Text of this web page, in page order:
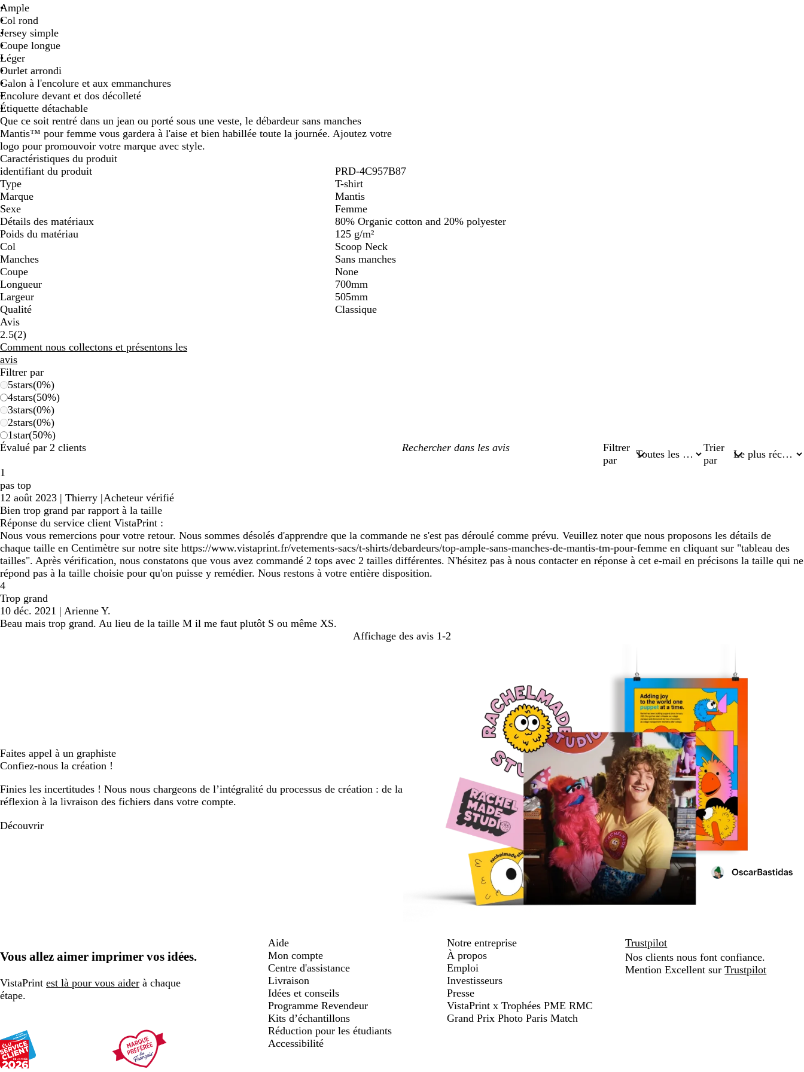
Ample
Col rond
Jersey simple
Coupe longue
Léger
Ourlet arrondi
Galon à l'encolure et aux emmanchures
Encolure devant et dos décolleté
Étiquette détachable
Que ce soit rentré dans un jean ou porté sous une veste, le débardeur sans manches
Mantis™ pour femme vous gardera à l'aise et bien habillée toute la journée. Ajoutez votre
logo pour promouvoir votre marque avec style.
Caractéristiques du produit
identifiant du produit
PRD-4C957B87
Type
T-shirt
Marque
Mantis
Sexe
Femme
Détails des matériaux
80% Organic cotton and 20% polyester
Poids du matériau
125 g/m²
Col
Scoop Neck
Manches
Sans manches
Coupe
None
Longueur
700mm
Largeur
505mm
Qualité
Classique
Avis
2.5(22
avis
)
Comment nous collectons et présentons les
avis
Filtrer par
5stars(0%)
4stars(50%)
3stars(0%)
2stars(0%)
1star(50%)
Évalué par 2 clients
Mes
Filtrer
par
Trier
par
1
pas top
12 août 2023 | Thierry |Acheteur vérifié
Bien trop grand par rapport à la taille
Réponse du service client VistaPrint :
Nous vous remercions pour votre retour. Nous sommes désolés d'apprendre que la commande ne s'est pas déroulé comme prévu. Veuillez noter que nous proposons les détails de
chaque taille en Centimètre sur notre site https://www.vistaprint.fr/vetements-sacs/t-shirts/debardeurs/top-ample-sans-manches-de-mantis-tm-pour-femme en cliquant sur "tableau des
tailles". Après vérification, nous constatons que vous avez commandé 2 tops avec 2 tailles différentes. N'hésitez pas à nous contacter en réponse à cet e-mail en précisons la taille qui ne
répond pas à la taille choisie pour qu'on puisse y remédier. Nous restons à votre entière disposition.
4
Trop grand
10 déc. 2021 | Arienne Y.
Beau mais trop grand. Au lieu de la taille M il me faut plutôt S ou même XS.
Affichage des avis 1-2
Faites appel à un graphiste
Confiez-nous la création !
Finies les incertitudes ! Nous nous chargeons de l’intégralité du processus de création : de la
réflexion à la livraison des fichiers dans votre compte.
Découvrir
Vous allez aimer imprimer vos idées.
VistaPrint est là pour vous aider à chaque
étape.
Aide
Mon compte
Centre d'assistance
Livraison
Idées et conseils
Programme Revendeur
Kits d’échantillons
Réduction pour les étudiants
Accessibilité
Notre entreprise
À propos
Emploi
Investisseurs
Presse
VistaPrint x Trophées PME RMC
Grand Prix Photo Paris Match
Trustpilot
Nos clients nous font confiance.
Mention Excellent surTrustpilot